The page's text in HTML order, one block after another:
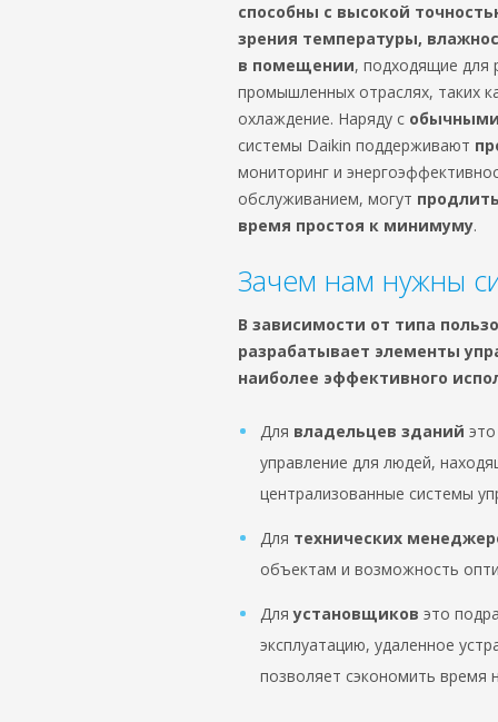
способны с высокой
зрения температуры,
в помещении, подходящие для
промышленных отраслях, таких
охлаждение. Наряду с
системы Daikin поддерживают
мониторинг и
обслуживанием, могут
время простоя к минимуму.
Зачем нам нужны
В зависимости от типа
разрабатывает элементы
наиболее эффективного
Для владельцев зданий
управление для людей,
централизованные системы
Для технических
объектам и возможность
Дляустановщиков это
эксплуатацию, удаленное
позволяет сэкономить время